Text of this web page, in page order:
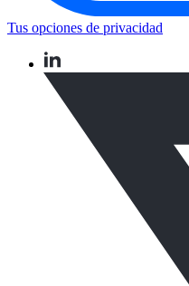
Tus opciones de privacidad